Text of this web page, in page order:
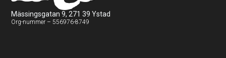
Mässingsgatan 9, 271 39 Ystad
Org-nummer – 556976-8749